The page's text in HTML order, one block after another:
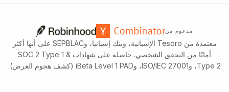
مدعوم من
معتمدة من Tesoro الإسبانية، وبنك إسبانيا، وSEPBLAC على أنها أكثر
أمانًا من التحقق الشخصي. حاصلة على شهادات SOC 2 Type 1 &
Type 2، وISO/IEC 27001، وiBeta Level 1 PAD (كشف هجوم العرض).